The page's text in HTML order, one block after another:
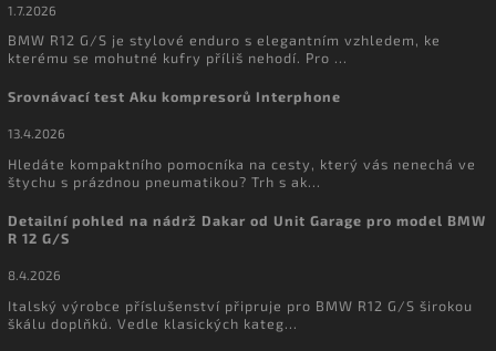
1.7.2026
BMW R12 G/S je stylové enduro s elegantním vzhledem, ke
kterému se mohutné kufry příliš nehodí. Pro ...
Srovnávací test Aku kompresorů Interphone
13.4.2026
Hledáte kompaktního pomocníka na cesty, který vás nenechá ve
štychu s prázdnou pneumatikou? Trh s ak...
Detailní pohled na nádrž Dakar od Unit Garage pro model BMW
R 12 G/S
8.4.2026
Italský výrobce příslušenství připruje pro BMW R12 G/S širokou
škálu doplňků. Vedle klasických kateg...